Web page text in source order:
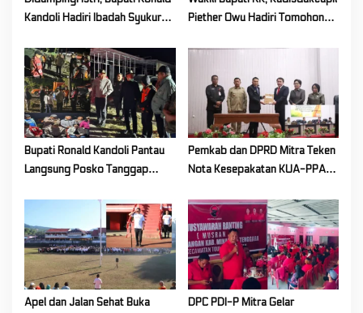
o
n
Kandoli Hadiri Ibadah Syukur
Tombatu Tiga
Piether Owu Hadiri Tomohon
2026
Bupati Ronald Kandoli Pantau
Langsung Posko Tanggap
Gunung Soputan
Pemkab dan DPRD Mitra Teken
Nota Kesepakatan KUA-PPAS
Apel dan Jalan Sehat Buka
DPC PDI-P Mitra Gelar